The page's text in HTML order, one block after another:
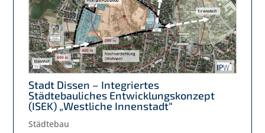
Stadt Dissen – Integriertes
Städtebauliches Entwicklungskonzept
(ISEK) „Westliche Innenstadt“
Städtebau